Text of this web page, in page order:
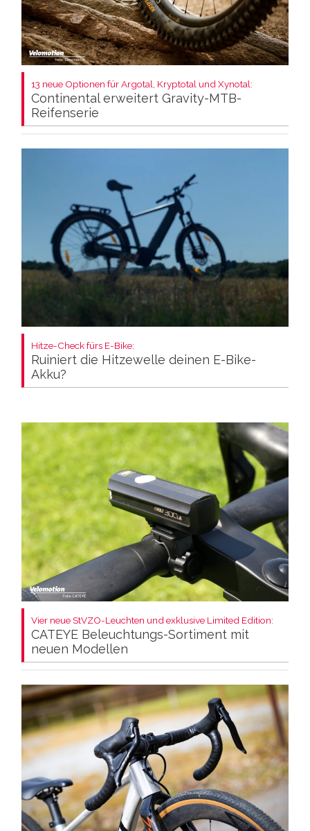
13 neue Optionen für Argotal, Kryptotal und Xynotal:
Continental erweitert Gravity-MTB-
Reifenserie
Hitze-Check fürs E-Bike:
Ruiniert die Hitzewelle deinen E-Bike-
Akku?
Vier neue StVZO-Leuchten und exklusive Limited Edition:
CATEYE Beleuchtungs-Sortiment mit
neuen Modellen